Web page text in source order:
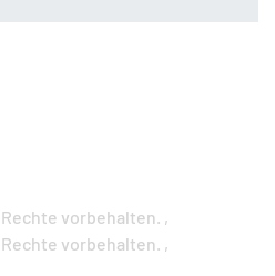
vorbehalten. ,
vorbehalten. ,